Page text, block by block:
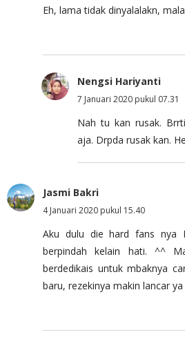
Eh, lama tidak dinyalalakn,
Nengsi Hariyanti
7 Januari 2020 pukul 07.31
Nah tu kan rusak.
aja. Drpda rusak kan.
Jasmi Bakri
4 Januari 2020 pukul 15.40
Aku dulu die hard fans nya
berpindah kelain hati. ^^
berdedikais untuk mbaknya
baru, rezekinya makin lancar ya